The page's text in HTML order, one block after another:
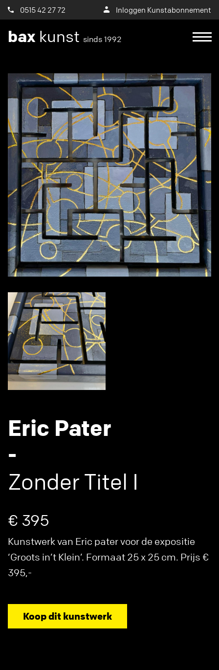
0515 42 27 72 Inloggen Kunstabonnement
bax kunst sinds 1992
Eric Pater
-
Zonder Titel I
€ 395
Kunstwerk van Eric pater voor de expositie
‘Groots in’t Klein’. Formaat 25 x 25 cm. Prijs €
395,-
Koop dit kunstwerk